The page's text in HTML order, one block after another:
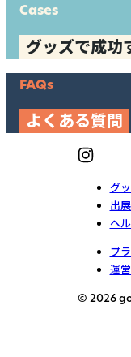
Cases
グッズで成功
FAQs
よくある質問
グ
出
ヘ
プ
運
© 2026